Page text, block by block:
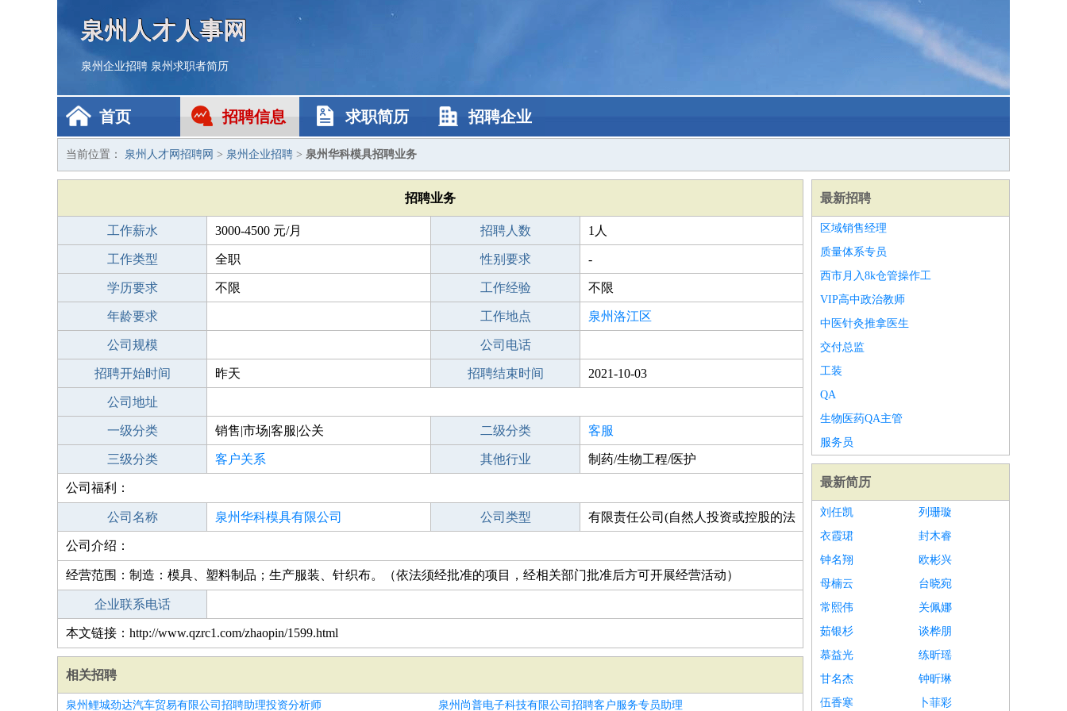
泉州人才人事网
泉州企业招聘 泉州求职者简历
首页 招聘信息 求职简历 招聘企业
当前位置： 泉州人才网招聘网 > 泉州企业招聘 > 泉州华科模具招聘业务
招聘业务
工作薪水 3000-4500 元/月 招聘人数 1人
工作类型 全职 性别要求 -
学历要求 不限 工作经验 不限
年龄要求 工作地点 泉州洛江区
公司规模 公司电话
招聘开始时间 昨天 招聘结束时间 2021-10-03
公司地址
一级分类 销售|市场|客服|公关 二级分类 客服
三级分类 客户关系 其他行业 制药/生物工程/医护
公司福利：
公司名称 泉州华科模具有限公司 公司类型 有限责任公司(自然人投资或控股的法
公司介绍：
经营范围：制造：模具、塑料制品；生产服装、针织布。（依法须经批准的项目，经相关部门批准后方可开展经营活动）
企业联系电话
本文链接：http://www.qzrc1.com/zhaopin/1599.html
相关招聘
泉州鲤城劲达汽车贸易有限公司招聘助理投资分析师 泉州尚普电子科技有限公司招聘客户服务专员助理
最新招聘
区域销售经理
质量体系专员
西市月入8k仓管操作工
VIP高中政治教师
中医针灸推拿医生
交付总监
工装
QA
生物医药QA主管
服务员
最新简历
刘任凯
列珊璇
衣霞珺
封木睿
钟名翔
欧彬兴
母楠云
台晓宛
常熙伟
关佩娜
茹银杉
谈桦朋
慕益光
练昕瑶
甘名杰
钟昕琳
伍香寒
卜菲彩